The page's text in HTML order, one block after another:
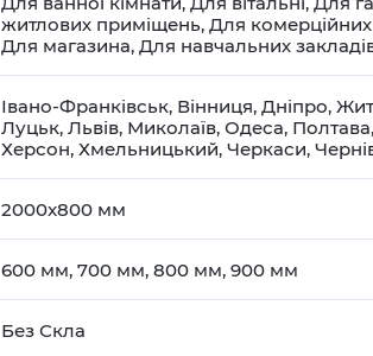
житлових приміщень, Для
Для магазина, Для навчальних
Івано-Франківськ, Вінниця, Дніпро,
Луцьк, Львів, Миколаїв, Одеса, Полтава,
Херсон, Хмельницький, Черкаси,
2000x800 мм
600 мм, 700 мм, 800 мм, 900 мм
Без Скла